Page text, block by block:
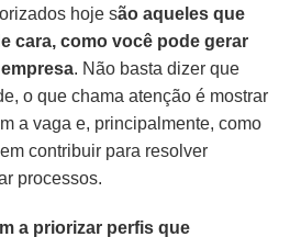
hoje são aqueles que
cara, como você pode gerar
. Não basta dizer que
o que chama atenção é mostrar
a vaga e, principalmente, como
contribuir para resolver
processos.
a priorizar perfis que